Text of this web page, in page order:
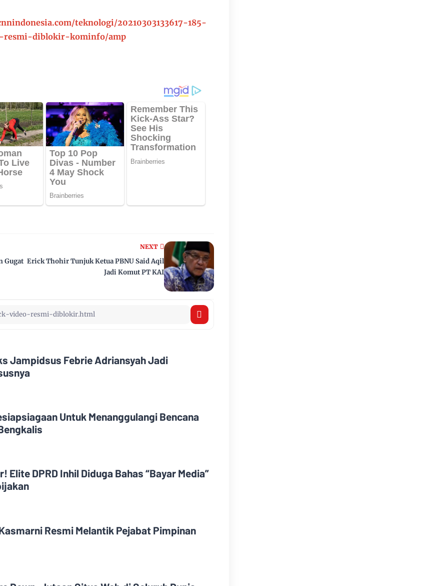
teknologi/20210303133617-185-
resmi-diblokir-kominfo/amp
NEXT
Erick Thohir Tunjuk Ketua PBNU Said Aqil
Jadi Komut PT KAI
Gugat
Jampidsus Febrie Adriansyah Jadi
Untuk Menanggulangi Bencana
Elite DPRD Inhil Diduga Bahas “Bayar Media”
Resmi Melantik Pejabat Pimpinan